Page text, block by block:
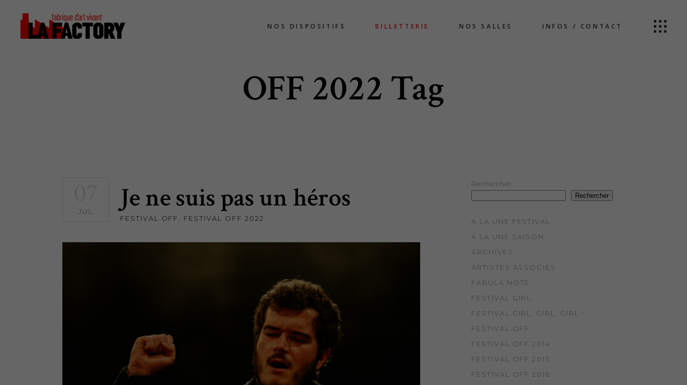
NOS DISPOSITIFS BILLETTERIE NOS SALLES INFOS / CONTACT
OFF 2022 Tag
JUL Je ne suis pas un héros
FESTIVAL OFF FESTIVAL OFF 2022
Rechercher
Rechercher
A LA UNE FESTIVAL
À LA UNE SAISON
ARCHIVES
ARTISTES ASSOCIÉS
FABULA NOTE
FESTIVAL GIRL
FESTIVAL GIRL, GIRL, GIRL !
FESTIVAL OFF
FESTIVAL OFF 2014
FESTIVAL OFF 2015
FESTIVAL OFF 2016